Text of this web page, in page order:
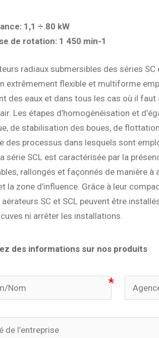
1,1 ÷ 80 kW
de rotation: 1 450 min-1
radiaux submersibles des séries
extrêmement flexible et multiforme
des eaux et dans tous les cas où il faut
Les étapes d’homogénéisation et
de stabilisation des boues, de
des processus dans lesquels sont
série SCL est caractérisée par la
rallongés et façonnés de manière à
la zone d’influence. Grâce à leur
aérateurs SC et SCL peuvent être
ni arrêter les installations.
des informations sur nos produits